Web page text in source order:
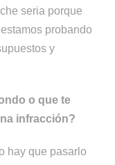
seria porque
probando
y
o que te
infracción?
hay que pasarlo